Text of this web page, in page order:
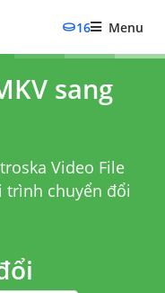
16 Menu
sang
Video File
trình chuyển đổi